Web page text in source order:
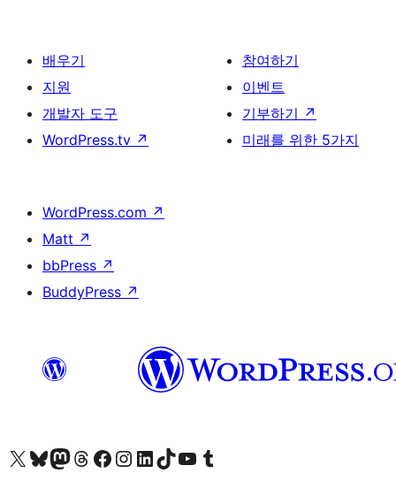
배우기
지원
개발자 도구
WordPress.tv ↗
참여하기
이벤트
기부하기 ↗
미래를 위한 5가지
WordPress.com ↗
Matt ↗
bbPress ↗
BuddyPress ↗
X(이전 트위터) 계정 방문하기블루스카이 계정 방문하기마스토돈 계정 방문하기스레드 계정 방문하기 페이스북 페이지 방문하기인스타그램 계정 방문하기 LinkedIn 계정 방문하기틱톡 계정 방문하기유튜브 채널 방문하기 텀블러 계정 방문하기